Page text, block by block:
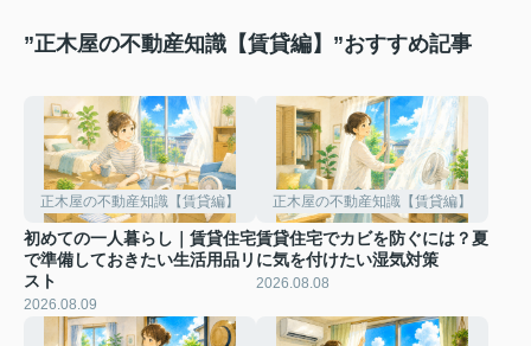
”正木屋の不動産知識【賃貸編】”おすすめ記事
正木屋の不動産知識【賃貸編】
初めての一人暮らし｜賃貸住宅
で準備しておきたい生活用品リ
スト
2026.08.09
正木屋の不動産知識【賃貸編】
賃貸住宅でカビを防ぐには？夏
に気を付けたい湿気対策
2026.08.08